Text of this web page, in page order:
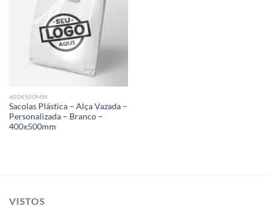
Add to
wishlist
400X500MM
Sacolas Plástica – Alça Vazada –
Personalizada – Branco –
400x500mm
VISTOS